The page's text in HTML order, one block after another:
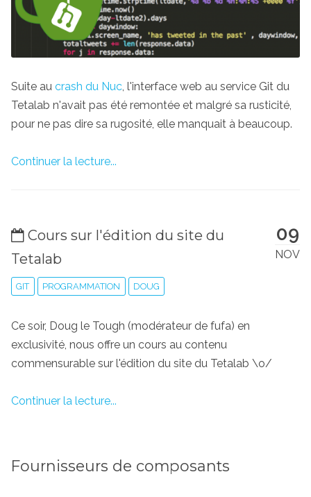
Suite au crash du Nuc , l'interface web au service Git du
Tetalab n'avait pas été remontée et malgré sa rusticité,
pour ne pas dire sa rugosité, elle manquait à beaucoup.
Continuer la lecture...
09
NOV
Cours sur l'édition du site du
Tetalab
GIT PROGRAMMATION DOUG
Ce soir, Doug le Tough (modérateur de fufa) en
exclusivité, nous offre un cours au contenu
commensurable sur l'édition du site du Tetalab \o/
Continuer la lecture...
Fournisseurs de composants